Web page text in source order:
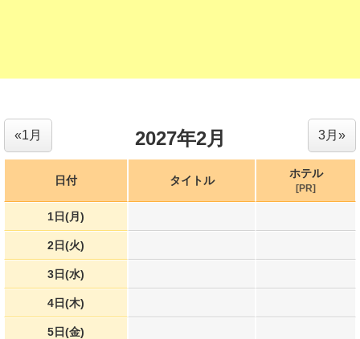
2027年2月 3月»
«1月
日付 タイトル
ホテル
[PR]
1日(月)
2日(火)
3日(水)
4日(木)
5日(金)